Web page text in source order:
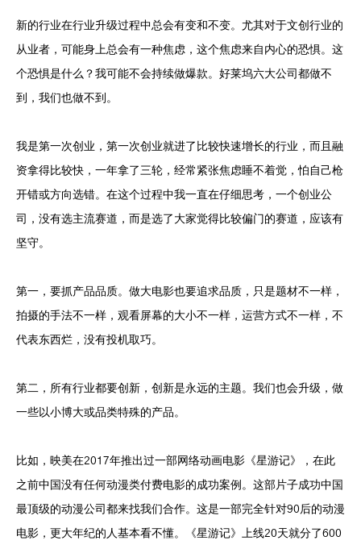
新的行业在行业升级过程中总会有变和不变。尤其对于文创行业的
从业者，可能身上总会有一种焦虑，这个焦虑来自内心的恐惧。这
个恐惧是什么？我可能不会持续做爆款。好莱坞六大公司都做不
到，我们也做不到。
我是第一次创业，第一次创业就进了比较快速增长的行业，而且融
资拿得比较快，一年拿了三轮，经常紧张焦虑睡不着觉，怕自己枪
开错或方向选错。在这个过程中我一直在仔细思考，一个创业公
司，没有选主流赛道，而是选了大家觉得比较偏门的赛道，应该有
坚守。
第一，要抓产品品质。做大电影也要追求品质，只是题材不一样，
拍摄的手法不一样，观看屏幕的大小不一样，运营方式不一样，不
代表东西烂，没有投机取巧。
第二，所有行业都要创新，创新是永远的主题。我们也会升级，做
一些以小博大或品类特殊的产品。
比如，映美在2017年推出过一部网络动画电影《星游记》，在此
之前中国没有任何动漫类付费电影的成功案例。这部片子成功中国
最顶级的动漫公司都来找我们合作。这是一部完全针对90后的动漫
电影，更大年纪的人基本看不懂。《星游记》上线20天就分了600